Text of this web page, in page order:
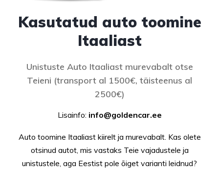
Kasutatud auto toomine
Itaaliast
Unistuste Auto Itaaliast murevabalt otse
Teieni (transport al 1500€, täisteenus al
2500€)
Lisainfo: info@goldencar.ee
Auto toomine Itaaliast kiirelt ja murevabalt. Kas olete
otsinud autot, mis vastaks Teie vajadustele ja
unistustele, aga Eestist pole õiget varianti leidnud?